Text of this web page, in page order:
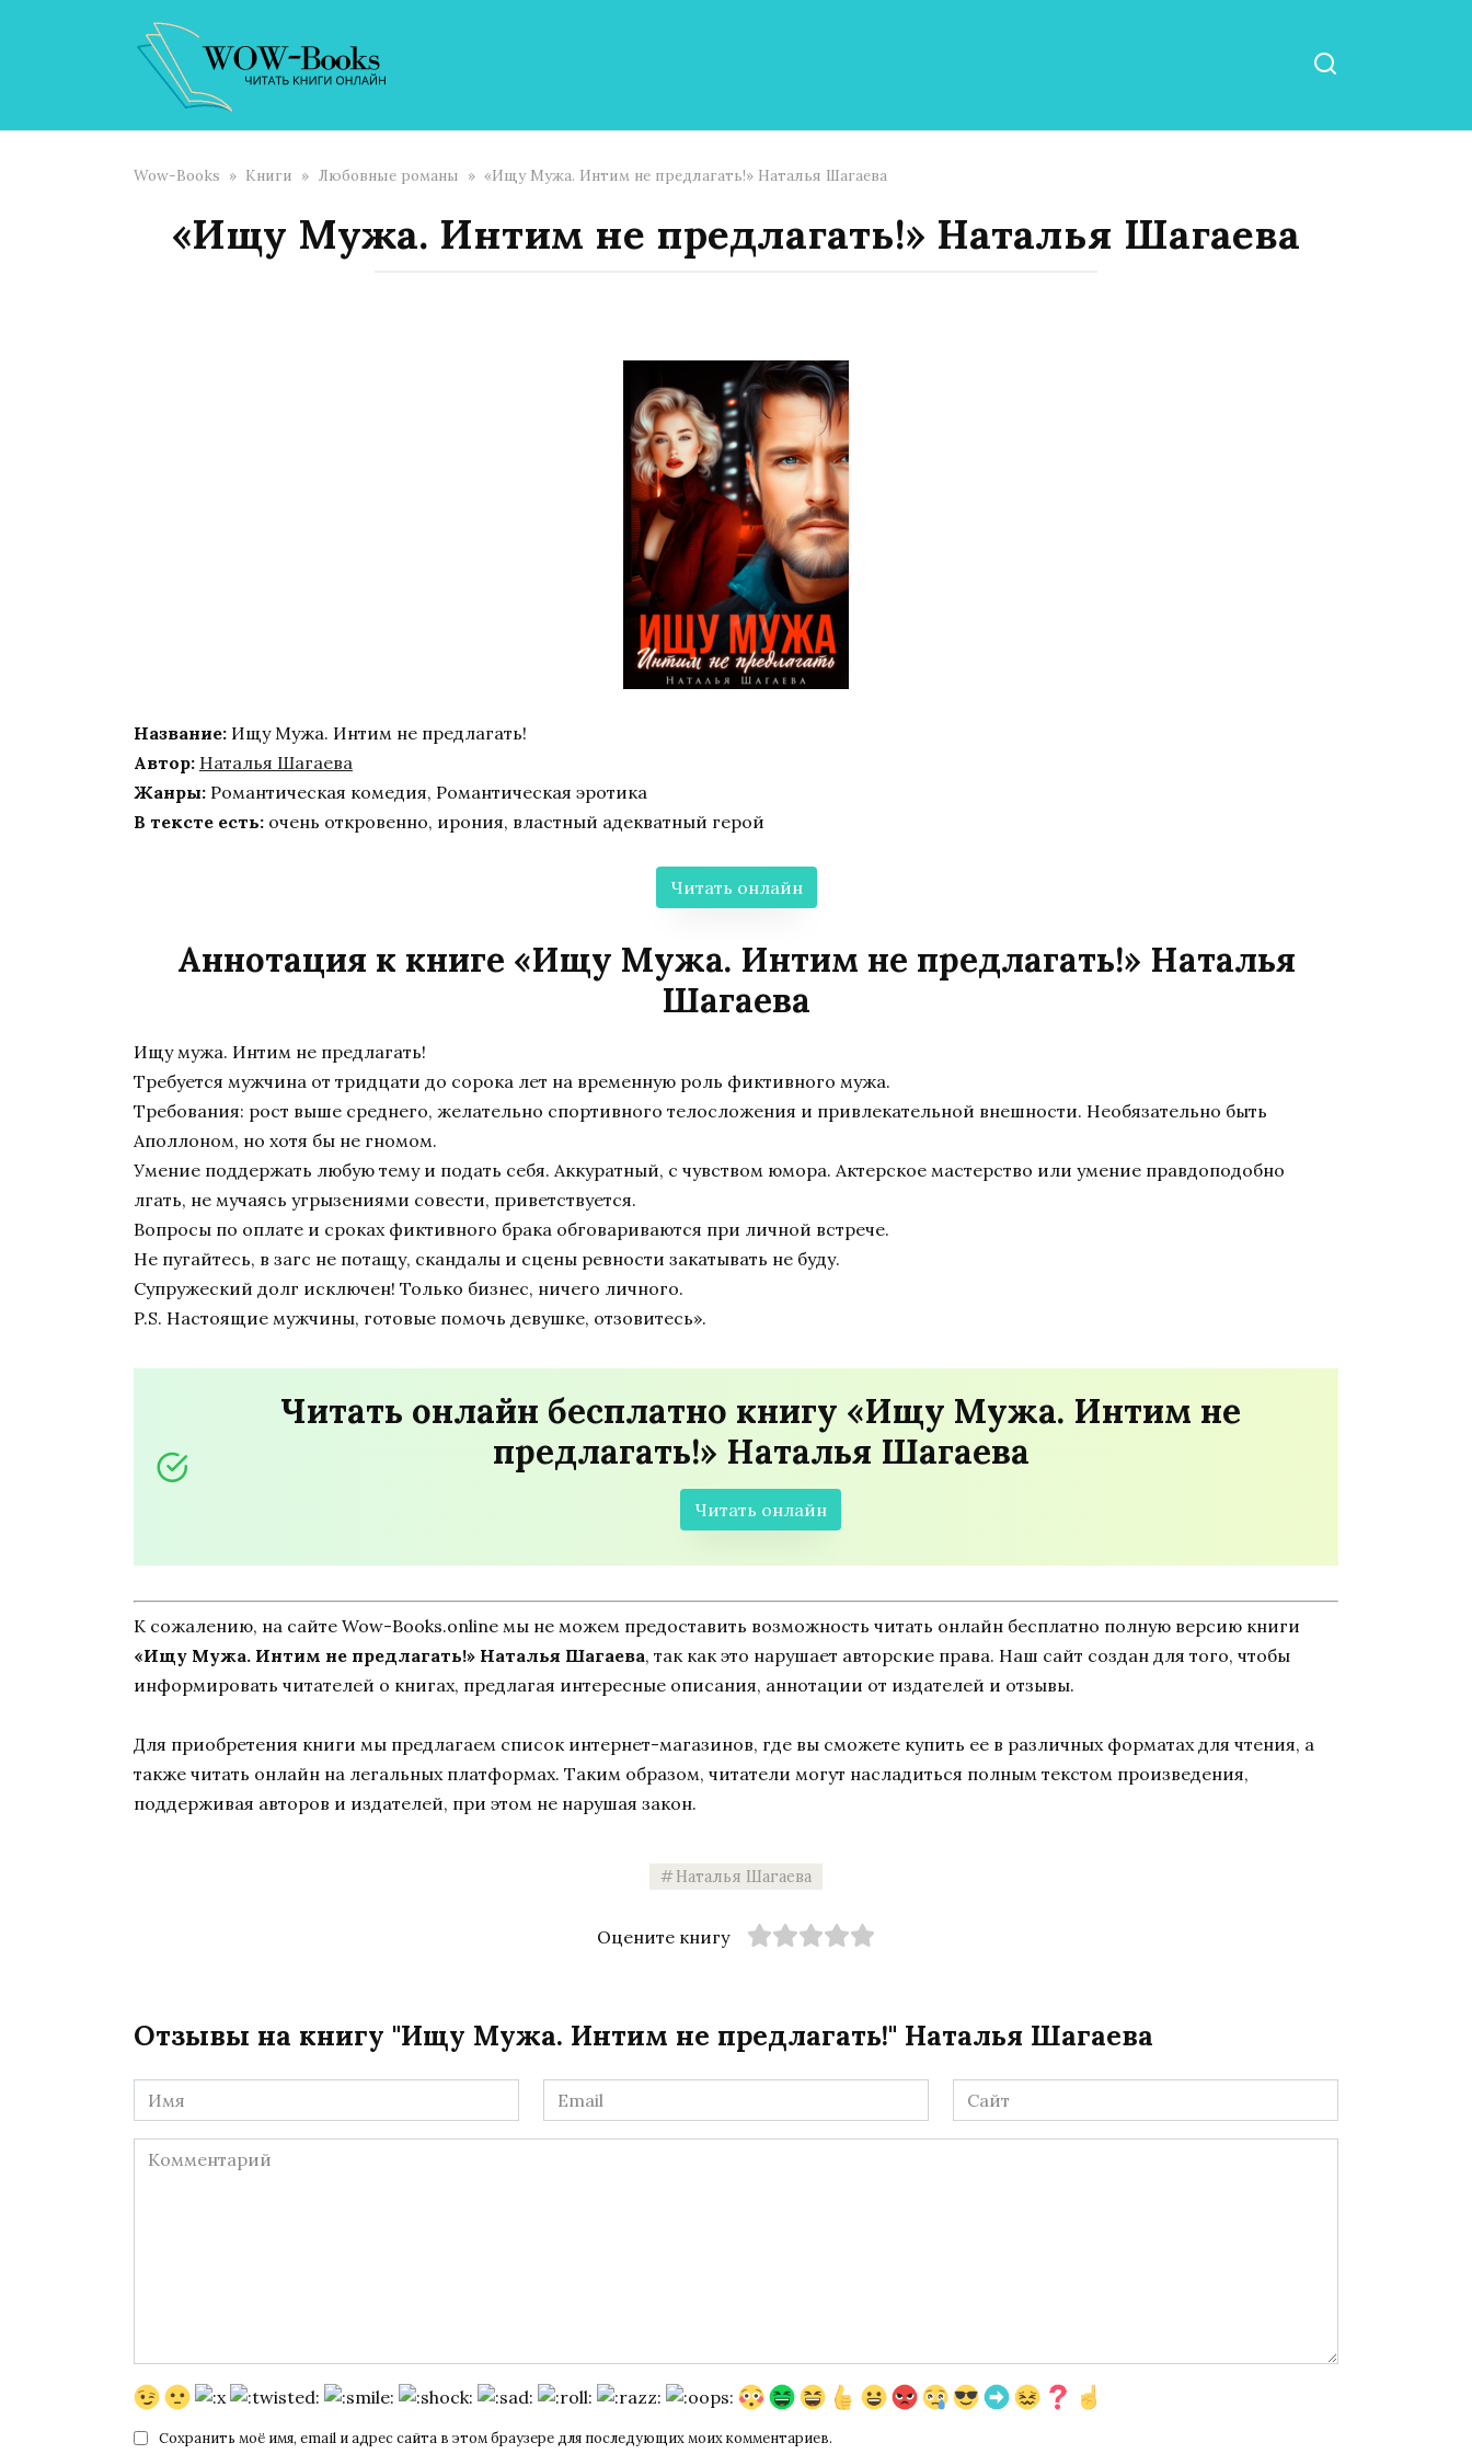
Wow-Books » Книги » Любовные романы » «Ищу Мужа. Интим не предлагать!» Наталья Шагаева
«Ищу Мужа. Интим не предлагать!» Наталья Шагаева
Название: Ищу Мужа. Интим не предлагать!
Автор: Наталья Шагаева
Жанры: Романтическая комедия, Романтическая эротика
В тексте есть: очень откровенно, ирония, властный адекватный герой
Читать онлайн
Аннотация к книге «Ищу Мужа. Интим не предлагать!» Наталья
Шагаева
Ищу мужа. Интим не предлагать!
Требуется мужчина от тридцати до сорока лет на временную роль фиктивного мужа.
Требования: рост выше среднего, желательно спортивного телосложения и привлекательной внешности. Необязательно быть
Аполлоном, но хотя бы не гномом.
Умение поддержать любую тему и подать себя. Аккуратный, с чувством юмора. Актерское мастерство или умение правдоподобно
лгать, не мучаясь угрызениями совести, приветствуется.
Вопросы по оплате и сроках фиктивного брака обговариваются при личной встрече.
Не пугайтесь, в загс не потащу, скандалы и сцены ревности закатывать не буду.
Супружеский долг исключен! Только бизнес, ничего личного.
P.S. Настоящие мужчины, готовые помочь девушке, отзовитесь».
Читать онлайн бесплатно книгу «Ищу Мужа. Интим не
предлагать!» Наталья Шагаева
Читать онлайн
К сожалению, на сайте Wow-Books.online мы не можем предоставить возможность читать онлайн бесплатно полную версию книги
«Ищу Мужа. Интим не предлагать!» Наталья Шагаева, так как это нарушает авторские права. Наш сайт создан для того, чтобы
информировать читателей о книгах, предлагая интересные описания, аннотации от издателей и отзывы.
Для приобретения книги мы предлагаем список интернет-магазинов, где вы сможете купить ее в различных форматах для чтения, а
также читать онлайн на легальных платформах. Таким образом, читатели могут насладиться полным текстом произведения,
поддерживая авторов и издателей, при этом не нарушая закон.
Наталья Шагаева
Оцените книгу
Отзывы на книгу "Ищу Мужа. Интим не предлагать!" Наталья Шагаева
Имя
*
Email
*
Сайт
Комментарий
Сохранить моё имя, email и адрес сайта в этом браузере для последующих моих комментариев.